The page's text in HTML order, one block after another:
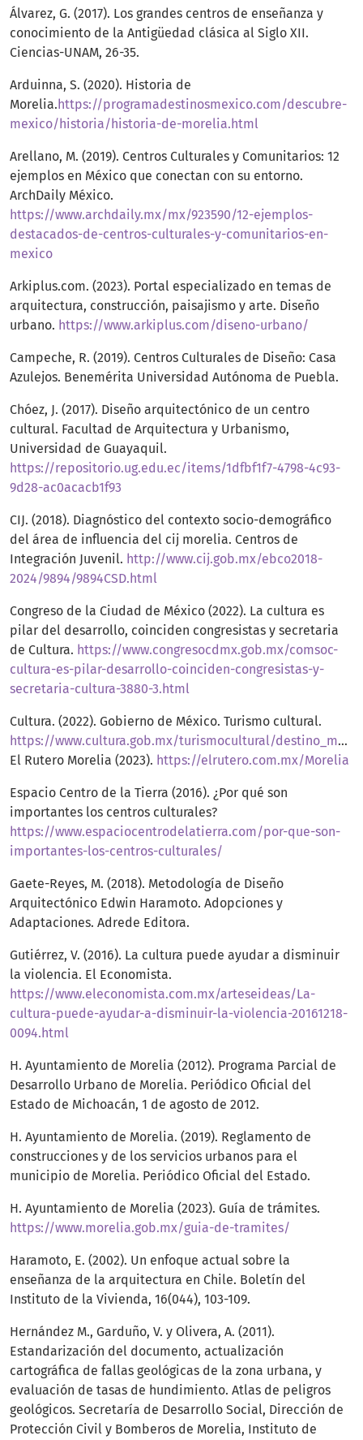
Álvarez, G. (2017). Los grandes centros de enseñanza y
conocimiento de la Antigüedad clásica al Siglo XII.
Ciencias-UNAM, 26-35.
Arduinna, S. (2020). Historia de
Morelia. https://programadestinosmexico.com/descubre-
mexico/historia/historia-de-morelia.html
Arellano, M. (2019). Centros Culturales y Comunitarios: 12
ejemplos en México que conectan con su entorno.
ArchDaily México.
https://www.archdaily.mx/mx/923590/12-ejemplos-
destacados-de-centros-culturales-y-comunitarios-en-
mexico
Arkiplus.com. (2023). Portal especializado en temas de
arquitectura, construcción, paisajismo y arte. Diseño
urbano. https://www.arkiplus.com/diseno-urbano/
Campeche, R. (2019). Centros Culturales de Diseño: Casa
Azulejos. Benemérita Universidad Autónoma de Puebla.
Chóez, J. (2017). Diseño arquitectónico de un centro
cultural. Facultad de Arquitectura y Urbanismo,
Universidad de Guayaquil.
https://repositorio.ug.edu.ec/items/1dfbf1f7-4798-4c93-
9d28-ac0acacb1f93
CIJ. (2018). Diagnóstico del contexto socio-demográfico
del área de influencia del cij morelia. Centros de
Integración Juvenil. http://www.cij.gob.mx/ebco2018-
2024/9894/9894CSD.html
Congreso de la Ciudad de México (2022). La cultura es
pilar del desarrollo, coinciden congresistas y secretaria
de Cultura. https://www.congresocdmx.gob.mx/comsoc-
cultura-es-pilar-desarrollo-coinciden-congresistas-y-
secretaria-cultura-3880-3.html
Cultura. (2022). Gobierno de México. Turismo cultural.
https://www.cultura.gob.mx/turismocultural/destino_mes/morelia/index.html
El Rutero Morelia (2023). https://elrutero.com.mx/Morelia
Espacio Centro de la Tierra (2016). ¿Por qué son
importantes los centros culturales?
https://www.espaciocentrodelatierra.com/por-que-son-
importantes-los-centros-culturales/
Gaete-Reyes, M. (2018). Metodología de Diseño
Arquitectónico Edwin Haramoto. Adopciones y
Adaptaciones. Adrede Editora.
Gutiérrez, V. (2016). La cultura puede ayudar a disminuir
la violencia. El Economista.
https://www.eleconomista.com.mx/arteseideas/La-
cultura-puede-ayudar-a-disminuir-la-violencia-20161218-
0094.html
H. Ayuntamiento de Morelia (2012). Programa Parcial de
Desarrollo Urbano de Morelia. Periódico Oficial del
Estado de Michoacán, 1 de agosto de 2012.
H. Ayuntamiento de Morelia. (2019). Reglamento de
construcciones y de los servicios urbanos para el
municipio de Morelia. Periódico Oficial del Estado.
H. Ayuntamiento de Morelia (2023). Guía de trámites.
https://www.morelia.gob.mx/guia-de-tramites/
Haramoto, E. (2002). Un enfoque actual sobre la
enseñanza de la arquitectura en Chile. Boletín del
Instituto de la Vivienda, 16(044), 103-109.
Hernández M., Garduño, V. y Olivera, A. (2011).
Estandarización del documento, actualización
cartográfica de fallas geológicas de la zona urbana, y
evaluación de tasas de hundimiento. Atlas de peligros
geológicos. Secretaría de Desarrollo Social, Dirección de
Protección Civil y Bomberos de Morelia, Instituto de